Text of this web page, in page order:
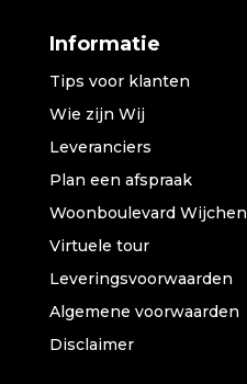
Informatie
Tips voor klanten
Wie zijn Wij
Leveranciers
Plan een afspraak
Woonboulevard Wijchen
Virtuele tour
Leveringsvoorwaarden
Algemene voorwaarden
Disclaimer